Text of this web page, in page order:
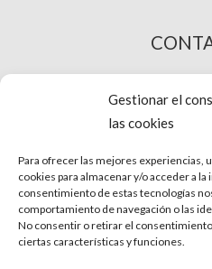
Gestionar el
las cookies
Para ofrecer las mejores experiencias,
cookies para almacenar y/o acceder a
consentimiento de estas tecnologías
comportamiento de navegación o las
No consentir o retirar el
ciertas características y funciones.
COMPRA